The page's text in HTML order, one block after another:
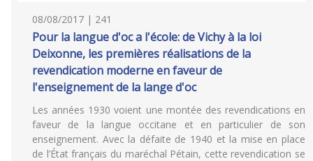
08/08/2017 | 241
Pour la langue d'oc a l'école: de Vichy à la loi
Deixonne, les premières réalisations de la
revendication moderne en faveur de
l'enseignement de la lange d'oc
Les années 1930 voient une montée des revendications en
faveur de la langue occitane et en particulier de son
enseignement. Avec la défaite de 1940 et la mise en place
de l’État français du maréchal Pétain, cette revendication se